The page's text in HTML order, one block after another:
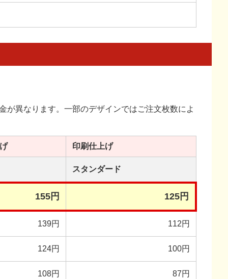
が異なります。一部のデザインではご注文枚数によ
印刷仕上げ
スタンダード
155円 125円
139円 112円
124円 100円
108円 87円